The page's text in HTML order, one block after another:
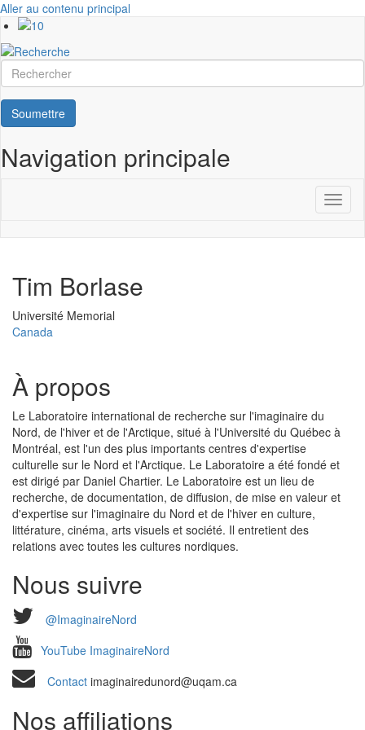
Aller au contenu principal
Rechercher
Soumettre
Navigation principale
Tim Borlase
Université
Université Memorial
Canada
À propos
Le Laboratoire international de recherche sur l'imaginaire du
Nord, de l'hiver et de l'Arctique, situé à l'Université du Québec à
Montréal, est l'un des plus importants centres d'expertise
culturelle sur le Nord et l'Arctique. Le Laboratoire a été fondé et
est dirigé par Daniel Chartier. Le Laboratoire est un lieu de
recherche, de documentation, de diffusion, de mise en valeur et
d'expertise sur l'imaginaire du Nord et de l'hiver en culture,
littérature, cinéma, arts visuels et société. Il entretient des
relations avec toutes les cultures nordiques.
Nous suivre
@ImaginaireNord
YouTube ImaginaireNord
Contact imaginairedunord@uqam.ca
Nos affiliations